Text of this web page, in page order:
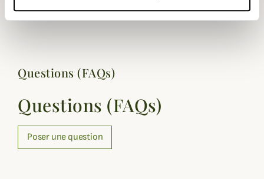
Coloris Camouflage , Vert
Questions (FAQs)
Questions (FAQs)
Poser une question